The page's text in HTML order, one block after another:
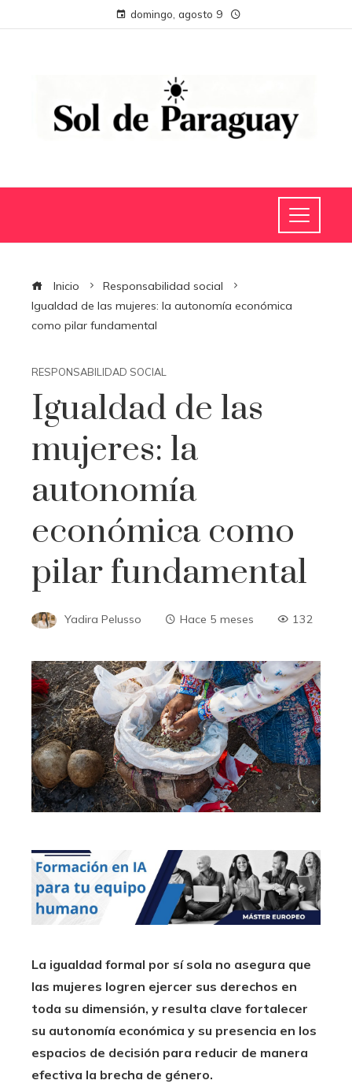
domingo, agosto 9
Inicio
Responsabilidad social
Igualdad de las mujeres: la autonomía económica
como pilar fundamental
RESPONSABILIDAD SOCIAL
Igualdad de las
mujeres: la
autonomía
económica como
pilar fundamental
Yadira Pelusso Hace 5 meses 132
La igualdad formal por sí sola no asegura que
las mujeres logren ejercer sus derechos en
toda su dimensión, y resulta clave fortalecer
su autonomía económica y su presencia en los
espacios de decisión para reducir de manera
efectiva la brecha de género.